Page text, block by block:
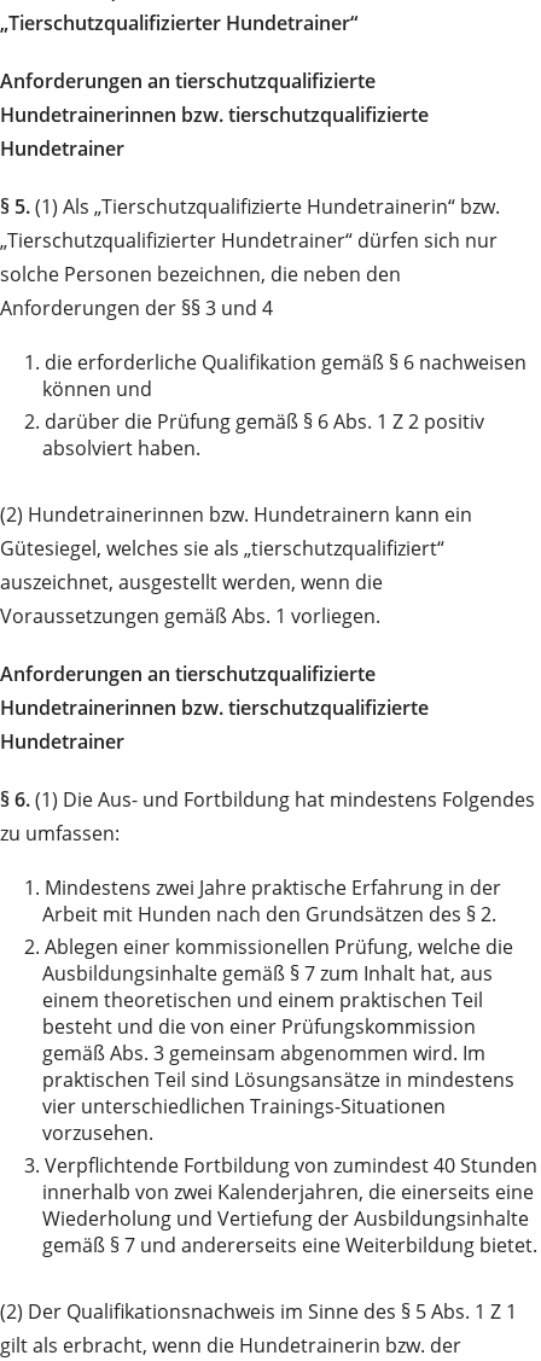
„Tierschutzqualifizierter Hundetrainer“
Anforderungen an tierschutzqualifizierte
Hundetrainerinnen bzw. tierschutzqualifizierte
Hundetrainer
§ 5.(1) Als „Tierschutzqualifizierte Hundetrainerin“ bzw.
„Tierschutzqualifizierter Hundetrainer“ dürfen sich nur
solche Personen bezeichnen, die neben den
Anforderungen der §§ 3 und 4
1. die erforderliche Qualifikation gemäß § 6 nachweisen
können und
2. darüber die Prüfung gemäß § 6 Abs. 1 Z 2 positiv
absolviert haben.
(2) Hundetrainerinnen bzw. Hundetrainern kann ein
Gütesiegel, welches sie als „tierschutzqualifiziert“
auszeichnet, ausgestellt werden, wenn die
Voraussetzungen gemäß Abs. 1 vorliegen.
Anforderungen an tierschutzqualifizierte
Hundetrainerinnen bzw. tierschutzqualifizierte
Hundetrainer
§ 6.(1) Die Aus- und Fortbildung hat mindestens Folgendes
zu umfassen:
1. Mindestens zwei Jahre praktische Erfahrung in der
Arbeit mit Hunden nach den Grundsätzen des § 2.
2. Ablegen einer kommissionellen Prüfung, welche die
Ausbildungsinhalte gemäß § 7 zum Inhalt hat, aus
einem theoretischen und einem praktischen Teil
besteht und die von einer Prüfungskommission
gemäß Abs. 3 gemeinsam abgenommen wird. Im
praktischen Teil sind Lösungsansätze in mindestens
vier unterschiedlichen Trainings-Situationen
vorzusehen.
3. Verpflichtende Fortbildung von zumindest 40 Stunden
innerhalb von zwei Kalenderjahren, die einerseits eine
Wiederholung und Vertiefung der Ausbildungsinhalte
gemäß § 7 und andererseits eine Weiterbildung bietet.
(2) Der Qualifikationsnachweis im Sinne des § 5 Abs. 1 Z 1
gilt als erbracht, wenn die Hundetrainerin bzw. der